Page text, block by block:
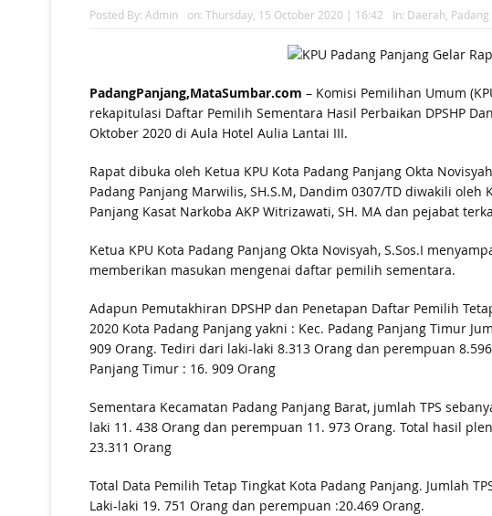
Posted By: Admin on: Thursday, 15 October 2020 | 16:42 In: Daerah
PadangPanjang,MataSumbar.com – Komisi Pemilihan Umum
rekapitulasi Daftar Pemilih Sementara Hasil Perbaikan DPSHP
Oktober 2020 di Aula Hotel Aulia Lantai III.
Rapat dibuka oleh Ketua KPU Kota Padang Panjang Okta
Padang Panjang Marwilis, SH.S.M, Dandim 0307/TD diwakili oleh
Panjang Kasat Narkoba AKP Witrizawati, SH. MA dan pejabat
Ketua KPU Kota Padang Panjang Okta Novisyah, S.Sos.I
memberikan masukan mengenai daftar pemilih sementara.
Adapun Pemutakhiran DPSHP dan Penetapan Daftar Pemilih
2020 Kota Padang Panjang yakni : Kec. Padang Panjang Timur
909 Orang. Tediri dari laki-laki 8.313 Orang dan perempuan
Panjang Timur : 16. 909 Orang
Sementara Kecamatan Padang Panjang Barat, jumlah TPS
laki 11. 438 Orang dan perempuan 11. 973 Orang. Total hasil
23.311 Orang
Total Data Pemilih Tetap Tingkat Kota Padang Panjang. Jumlah
Laki-laki 19. 751 Orang dan perempuan :20.469 Orang.